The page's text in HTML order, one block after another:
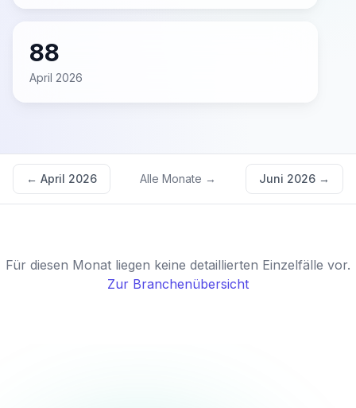
88
April 2026
← April 2026 Alle Monate → Juni 2026 →
Für diesen Monat liegen keine detaillierten Einzelfälle vor.
Zur Branchenübersicht